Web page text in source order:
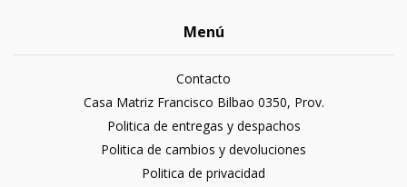
Menú
Contacto
Casa Matriz Francisco Bilbao 0350, Prov.
Politica de entregas y despachos
Politica de cambios y devoluciones
Politica de privacidad